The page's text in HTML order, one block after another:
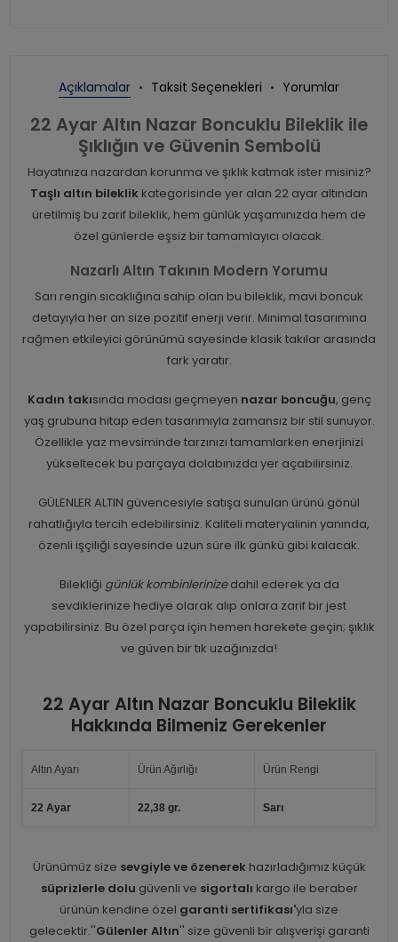
Açıklamalar Taksit Seçenekleri Yorumlar
22 Ayar Altın Nazar Boncuklu Bileklik ile
Şıklığın ve Güvenin Sembolü
Hayatınıza nazardan korunma ve şıklık katmak ister misiniz?
Taşlı altın bileklik kategorisinde yer alan 22 ayar altından
üretilmiş bu zarif bileklik, hem günlük yaşamınızda hem de
özel günlerde eşsiz bir tamamlayıcı olacak.
Nazarlı Altın Takının Modern Yorumu
Sarı rengin sıcaklığına sahip olan bu bileklik, mavi boncuk
detayıyla her an size pozitif enerji verir. Minimal tasarımına
rağmen etkileyici görünümü sayesinde klasik takılar arasında
fark yaratır.
Kadın takısında modası geçmeyen nazar boncuğu, genç
yaş grubuna hitap eden tasarımıyla zamansız bir stil sunuyor.
Özellikle yaz mevsiminde tarzınızı tamamlarken enerjinizi
yükseltecek bu parçaya dolabınızda yer açabilirsiniz.
GÜLENLER ALTIN güvencesiyle satışa sunulan ürünü gönül
rahatlığıyla tercih edebilirsiniz. Kaliteli materyalinin yanında,
özenli işçiliği sayesinde uzun süre ilk günkü gibi kalacak.
Bilekliği günlük kombinlerinizedahil ederek ya da
sevdiklerinize hediye olarak alıp onlara zarif bir jest
yapabilirsiniz. Bu özel parça için hemen harekete geçin; şıklık
ve güven bir tık uzağınızda!
22 Ayar Altın Nazar Boncuklu Bileklik
Hakkında Bilmeniz Gerekenler
Altın Ayarı Ürün Ağırlığı Ürün Rengi
22 Ayar 22,38 gr. Sarı
Ürünümüz size sevgiyle ve özenerekhazırladığımız küçük
süprizlerle dolu güvenli ve sigortalı kargo ile beraber
ürünün kendine özel garanti sertifikası'yla size
gelecektir.''Gülenler Altın'' size güvenli bir alışverişi garanti